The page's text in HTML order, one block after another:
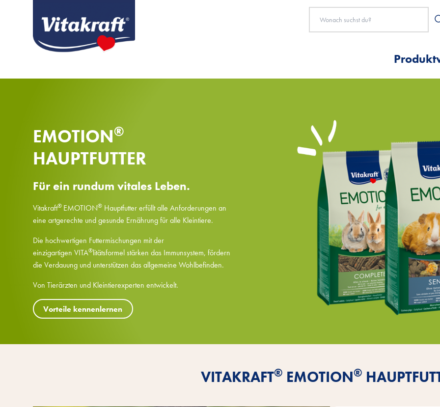
EMOTION®
HAUPTFUTTER
Für ein rundum vitales Leben.
Vitakraft® EMOTION® Hauptfutter erfüllt alle Anforderungen an
eine artgerechte und gesunde Ernährung für alle Kleintiere.
Die hochwertigen Futtermischungen mit der
einzigartigen VITA®litätsformel stärken das Immunsystem, fördern
die Verdauung und unterstützen das allgemeine Wohlbefinden.
Von Tierärzten und Kleintierexperten entwickelt.
Vorteile kennenlernen
VITAKRAFT® EMOTION®